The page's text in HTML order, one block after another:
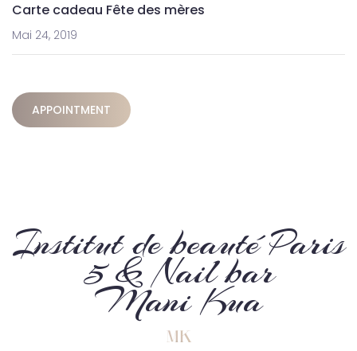
Carte cadeau Fête des mères
Mai 24, 2019
APPOINTMENT
Institut de beauté Paris
5 & Nail bar
Mani Kua